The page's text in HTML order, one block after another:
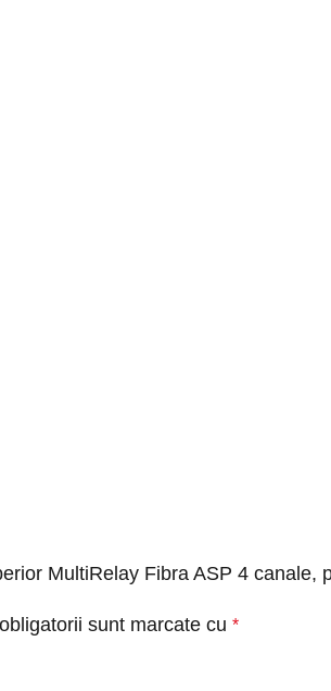
MultiRelay Fibra ASP 4 canale,
sunt marcate cu *